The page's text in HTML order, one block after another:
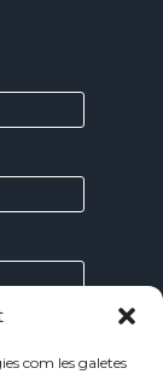
com les galetes